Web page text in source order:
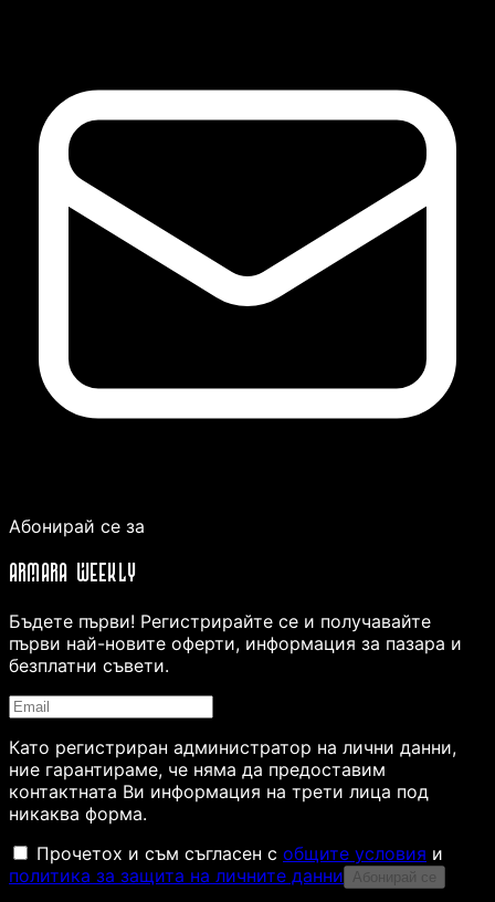
Абонирай се за
ARMARA WEEKLY
Бъдете първи! Регистрирайте се и получавайте
първи най-новите оферти, информация за пазара и
безплатни съвети.
Като регистриран администратор на лични данни,
ние гарантираме, че няма да предоставим
контактната Ви информация на трети лица под
никаква форма.
Прочетох и съм съгласен с общите условия и
политика за защита на личните данни
Абонирай се